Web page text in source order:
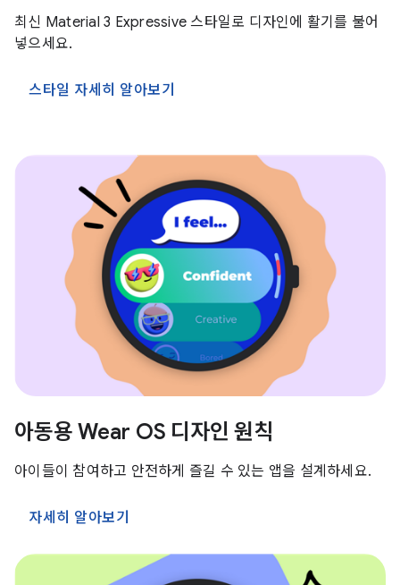
최신 Material 3 Expressive 스타일로 디자인에 활기를 불어
넣으세요.
스타일 자세히 알아보기
아동용 Wear OS 디자인 원칙
아이들이 참여하고 안전하게 즐길 수 있는 앱을 설계하세요.
자세히 알아보기